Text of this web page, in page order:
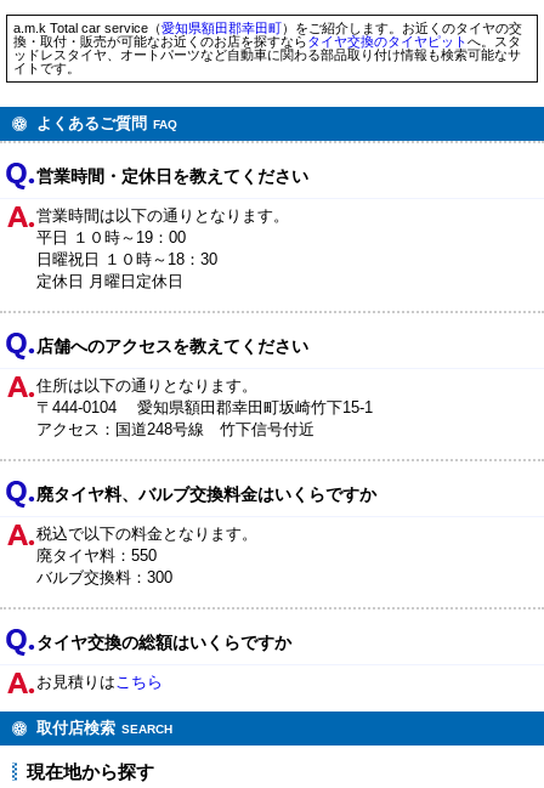
a.m.k Total car service（愛知県額田郡幸田町）をご紹介します。お近くのタイヤの交
換・取付・販売が可能なお近くのお店を探すならタイヤ交換のタイヤピットへ。スタ
ッドレスタイヤ、オートパーツなど自動車に関わる部品取り付け情報も検索可能なサ
イトです。
よくあるご質問 FAQ
営業時間・定休日を教えてください
営業時間は以下の通りとなります。
平日 １０時～19：00
日曜祝日 １０時～18：30
定休日 月曜日定休日
店舗へのアクセスを教えてください
住所は以下の通りとなります。
〒444-0104 愛知県額田郡幸田町坂崎竹下15-1
アクセス：国道248号線 竹下信号付近
廃タイヤ料、バルブ交換料金はいくらですか
税込で以下の料金となります。
廃タイヤ料：550
バルブ交換料：300
タイヤ交換の総額はいくらですか
お見積りはこちら
取付店検索 SEARCH
現在地から探す